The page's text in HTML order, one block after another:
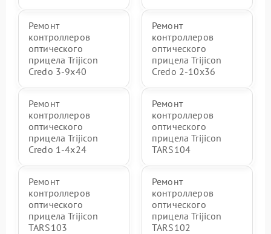
Ремонт
контроллеров
оптического
прицела Trijicon
Credo 3-9x40
Ремонт
контроллеров
оптического
прицела Trijicon
Credo 2-10x36
Ремонт
контроллеров
оптического
прицела Trijicon
Credo 1-4x24
Ремонт
контроллеров
оптического
прицела Trijicon
TARS104
Ремонт
контроллеров
оптического
прицела Trijicon
TARS103
Ремонт
контроллеров
оптического
прицела Trijicon
TARS102